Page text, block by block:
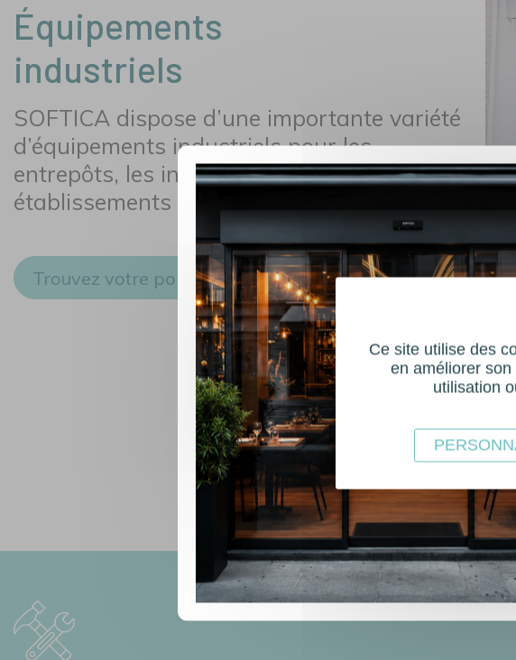
Équipements
industriels
SOFTICA dispose d’une importante variété
d’équipements industriels pour les
entrepôts, les industries, les garages, les
établissements agro-alimentaires…
Trouvez votre porte industrielle
Ce site utilise des
en améliorer
utilisation